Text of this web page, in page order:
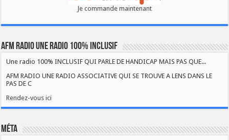
Je commande maintenant
AFM RADIO UNE RADIO 100% INCLUSIF
Une radio 100% INCLUSIF QUI PARLE DE HANDICAP MAIS PAS QUE...
AFM RADIO UNE RADIO ASSOCIATIVE QUI SE TROUVE A LENS DANS LE
PAS DE C
Rendez-vous ici
Méta